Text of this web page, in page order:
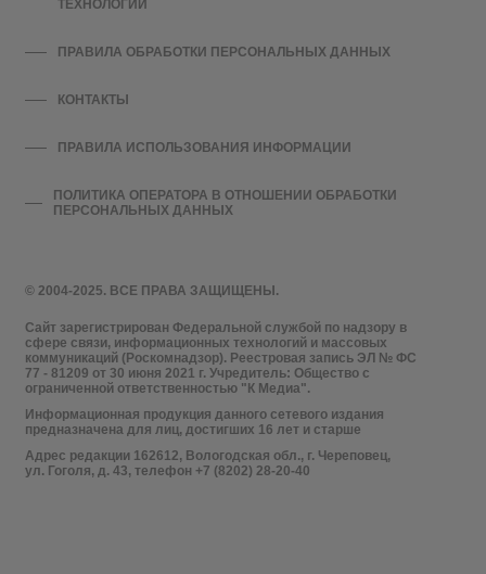
© 2004-2025. ВСЕ ПРАВА ЗАЩИЩЕНЫ.
Сайт зарегистрирован Федеральной службой по надзору в
сфере связи, информационных технологий и массовых
коммуникаций (Роскомнадзор). Реестровая запись ЭЛ № ФС
77 - 81209 от 30 июня 2021 г. Учредитель: Общество с
ограниченной ответственностью "К Медиа".
Информационная продукция данного сетевого издания
предназначена для лиц, достигших 16 лет и старше
Адрес редакции 162612, Вологодская обл., г. Череповец,
ул. Гоголя, д. 43, телефон +7 (8202) 28-20-40
ТЕХНОЛОГИЙ
ПРАВИЛА ОБРАБОТКИ ПЕРСОНАЛЬНЫХ ДАННЫХ
КОНТАКТЫ
ПРАВИЛА ИСПОЛЬЗОВАНИЯ ИНФОРМАЦИИ
ПОЛИТИКА ОПЕРАТОРА В ОТНОШЕНИИ ОБРАБОТКИ
ПЕРСОНАЛЬНЫХ ДАННЫХ